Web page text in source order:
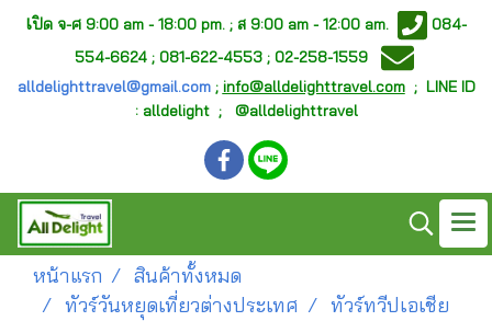
เปิด จ-ศ 9:00 am - 18:00 pm. ; ส 9:00 am - 12:00 am.
084-
554-6624 ; 081-622-4553 ; 02-258-1559
alldelighttravel@gmail.com; info@alldelighttravel.com; LINE ID
: alldelight ; @alldelighttravel
หน้าแรก
สินค้าทั้งหมด
ทัวร์วันหยุดเที่ยวต่างประเทศ
ทัวร์ทวีปเอเชีย